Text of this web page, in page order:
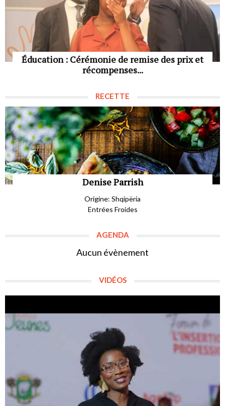
Éducation : Cérémonie de remise des prix et
récompenses...
RECETTE
Denise Parrish
Origine: Shqipëria
Entrées Froides
AGENDA
Aucun évènement
VIDÉOS